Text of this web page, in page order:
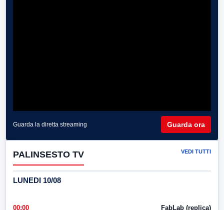
Guarda la diretta streaming Guarda ora
PALINSESTO TV VEDI TUTTI
LUNEDI 10/08
00:00 FabLab (replica)